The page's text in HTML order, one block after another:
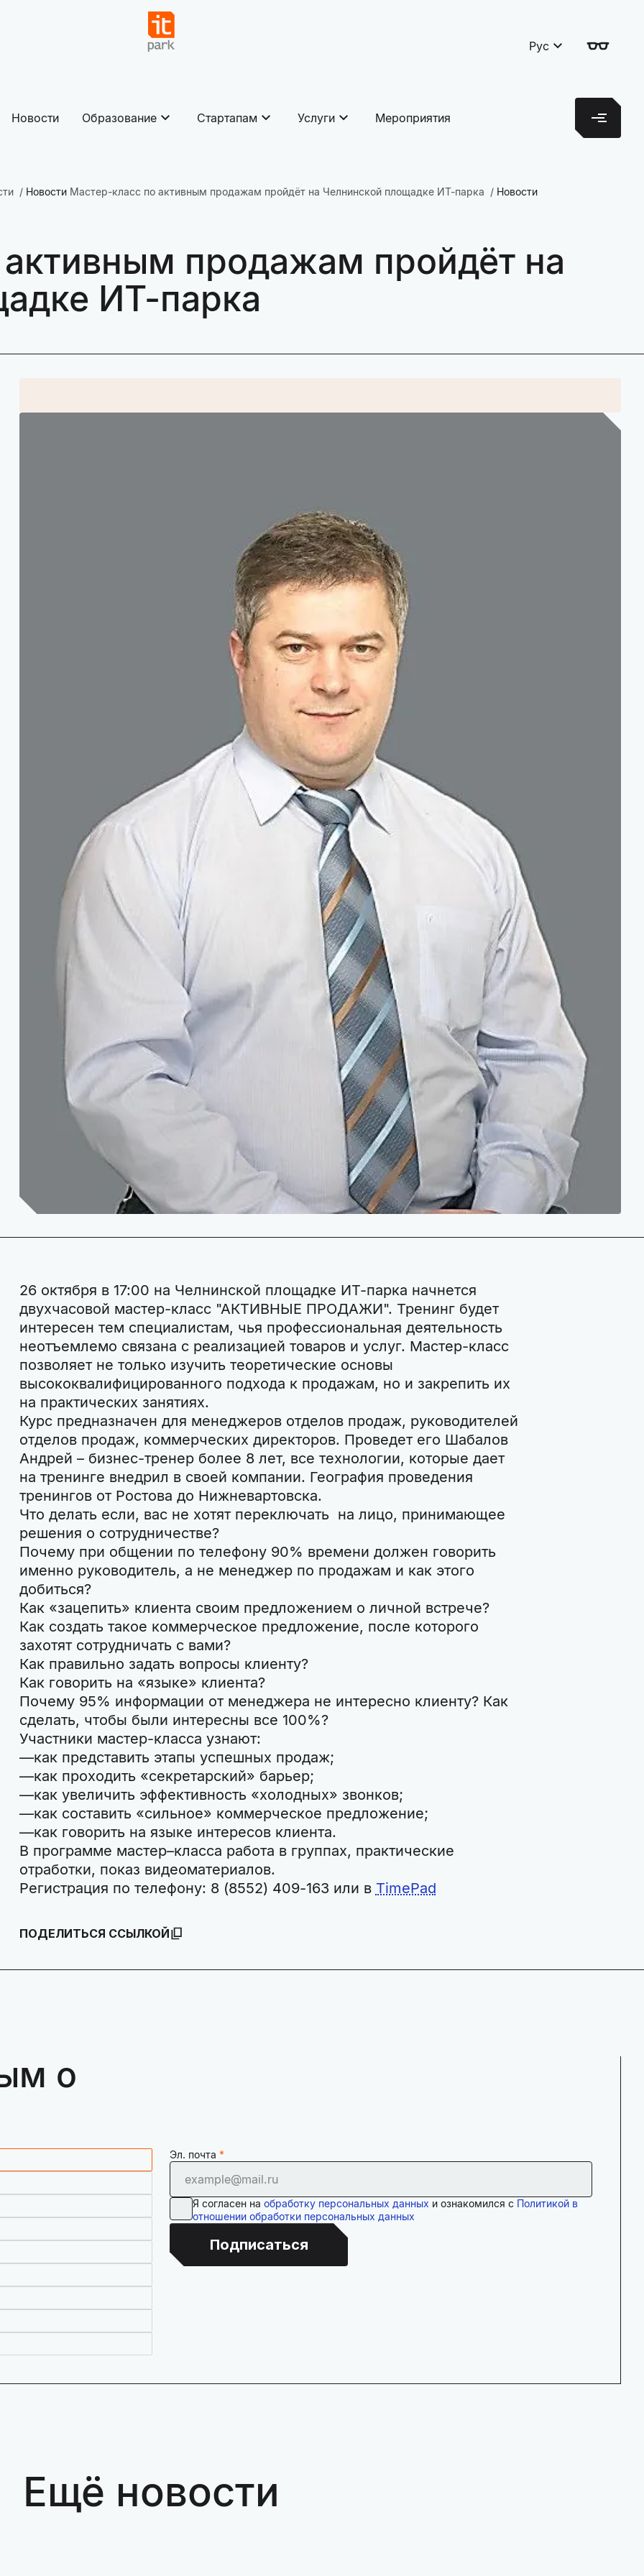
Рус
Новости Образование Стартапам Услуги Мероприятия
Новости Мастер-класс по активным продажам пройдёт на Челнинской площадке ИТ-парка Новости
продажам пройдёт на
ИТ-парка
26 октября в 17:00 на Челнинской площадке ИТ-парка начнется
двухчасовой мастер-класс "АКТИВНЫЕ ПРОДАЖИ". Тренинг будет
интересен тем специалистам, чья профессиональная деятельность
неотъемлемо связана с реализацией товаров и услуг. Мастер-класс
позволяет не только изучить теоретические основы
высококвалифицированного подхода к продажам, но и закрепить их
на практических занятиях.
Курс предназначен для менеджеров отделов продаж, руководителей
отделов продаж, коммерческих директоров. Проведет его Шабалов
Андрей – бизнес-тренер более 8 лет, все технологии, которые дает
на тренинге внедрил в своей компании. География проведения
тренингов от Ростова до Нижневартовска.
Что делать если, вас не хотят переключать на лицо, принимающее
решения о сотрудничестве?
Почему при общении по телефону 90% времени должен говорить
именно руководитель, а не менеджер по продажам и как этого
добиться?
Как «зацепить» клиента своим предложением о личной встрече?
Как создать такое коммерческое предложение, после которого
захотят сотрудничать с вами?
Как правильно задать вопросы клиенту?
Как говорить на «языке» клиента?
Почему 95% информации от менеджера не интересно клиенту? Как
сделать, чтобы были интересны все 100%?
Участники мастер-класса узнают:
как представить этапы успешных продаж;
как проходить «секретарский» барьер;
как увеличить эффективность «холодных» звонков;
как составить «сильное» коммерческое предложение;
как говорить на языке интересов клиента.
В программе мастер–класса работа в группах, практические
отработки, показ видеоматериалов.
Регистрация по телефону: 8 (8552) 409-163 или в TimePad
ПОДЕЛИТЬСЯ ССЫЛКОЙ
о
Эл. почта
Я согласен на обработку персональных данных и ознакомился с Политикой в
отношении обработки персональных данных
Подписаться
Ещё новости